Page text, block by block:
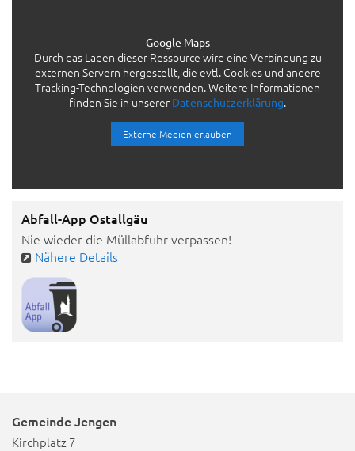
Google Maps
Durch das Laden dieser Ressource wird eine Verbindung zu
externen Servern hergestellt, die evtl. Cookies und andere
Tracking-Technologien verwenden. Weitere Informationen
finden Sie in unserer Datenschutzerklärung.
Externe Medien erlauben
Abfall-App Ostallgäu
Nie wieder die Müllabfuhr verpassen!
Nähere Details
Gemeinde Jengen
Kirchplatz 7